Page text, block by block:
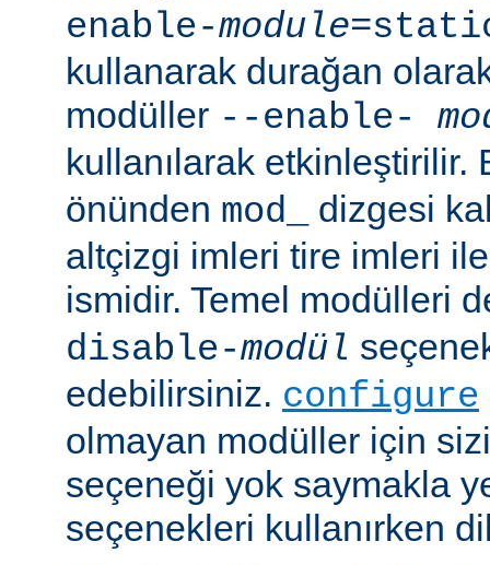
enable-module
kullanarak durağan
modüller --enable-
kullanılarak
önünden mod_
dizgesi
altçizgi imleri tire imleri
ismidir. Temel modülleri
disable-modül
edebilirsiniz. configure
olmayan modüller için
seçeneği yok saymakla
seçenekleri kullanırken